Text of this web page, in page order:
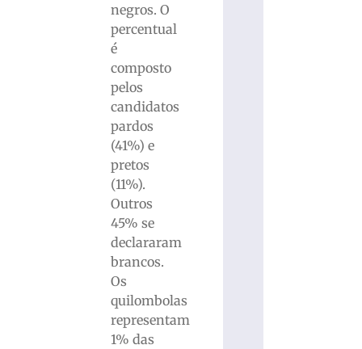
negros. O
percentual
é
composto
pelos
candidatos
pardos
(41%) e
pretos
(11%).
Outros
45% se
declararam
brancos.
Os
quilombolas
representam
1% das